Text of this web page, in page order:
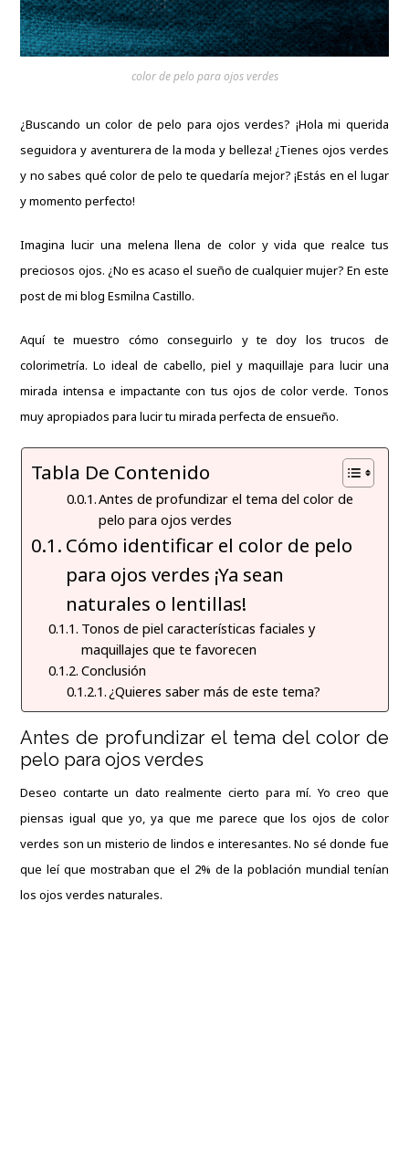
color de pelo para ojos verdes
¿Buscando un color de pelo para ojos verdes? ¡Hola mi querida
seguidora y aventurera de la moda y belleza! ¿Tienes ojos verdes
y no sabes qué color de pelo te quedaría mejor? ¡Estás en el lugar
y momento perfecto!
Imagina lucir una melena llena de color y vida que realce tus
preciosos ojos. ¿No es acaso el sueño de cualquier mujer? En este
post de mi blogEsmilna Castillo.
Aquí te muestro cómo conseguirlo y te doy los trucos de
colorimetría. Lo ideal de cabello, piel y maquillaje para lucir una
mirada intensa e impactante con tus ojos de color verde. Tonos
muy apropiados para lucir tu mirada perfecta de ensueño.
Tabla De Contenido
Antes de profundizar el tema del color de
pelo para ojos verdes
Cómo identificar el color de pelo
para ojos verdes ¡Ya sean
naturales o lentillas!
Tonos de piel características faciales y
maquillajes que te favorecen
Conclusión
¿Quieres saber más de este tema?
Antes de profundizar el tema del color de
pelo para ojos verdes
Deseo contarte un dato realmente cierto para mí. Yo creo que
piensas igual que yo, ya que me parece que los ojos de color
verdes son un misterio de lindos e interesantes. No sé donde fue
que leí que mostraban que el 2% de la población mundial tenían
los ojos verdes naturales.